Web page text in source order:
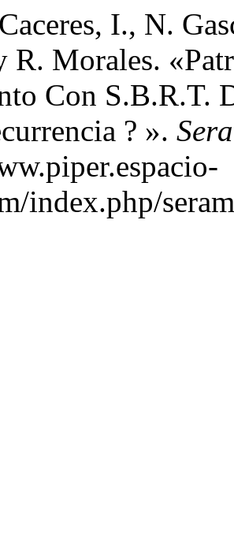
I., N.
R. Morales.
Con S.B.R.T.
? ».
index.php/